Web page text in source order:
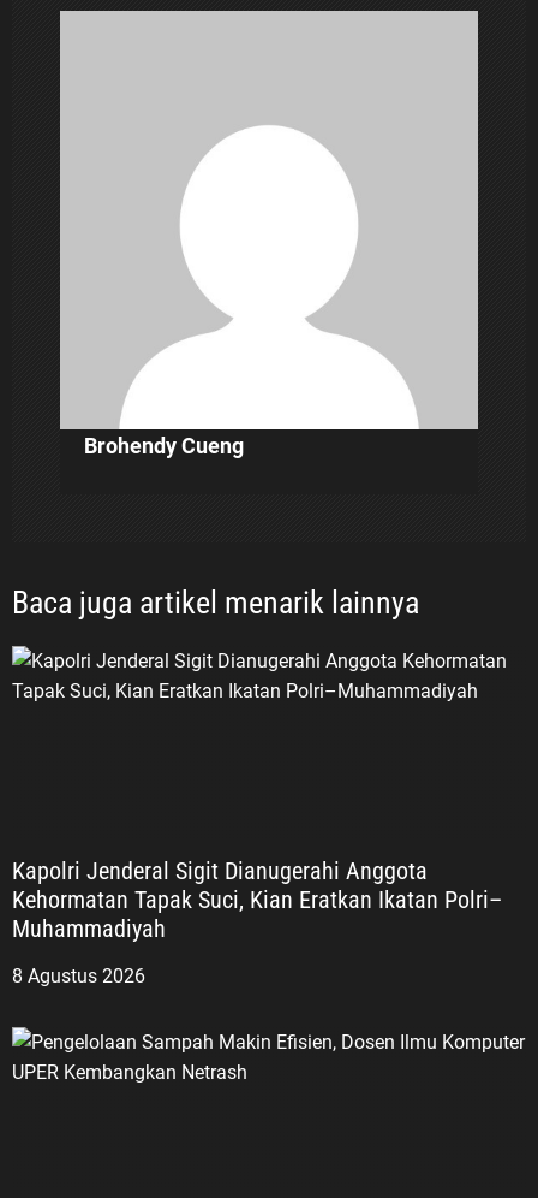
Brohendy Cueng
Baca juga artikel menarik lainnya
Kapolri Jenderal Sigit Dianugerahi Anggota
Kehormatan Tapak Suci, Kian Eratkan Ikatan Polri–
Muhammadiyah
8 Agustus 2026